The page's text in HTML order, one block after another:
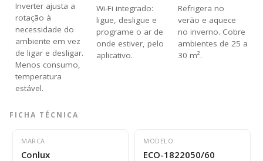
Inverter ajusta a
rotação à
necessidade do
ambiente em vez
de ligar e desligar.
Menos consumo,
temperatura
estável.
Wi-Fi integrado:
ligue, desligue e
programe o ar de
onde estiver, pelo
aplicativo.
Refrigera no
verão e aquece
no inverno. Cobre
ambientes de 25 a
30 m².
FICHA TÉCNICA
MARCA
Conlux
MODELO
ECO-1822050/60